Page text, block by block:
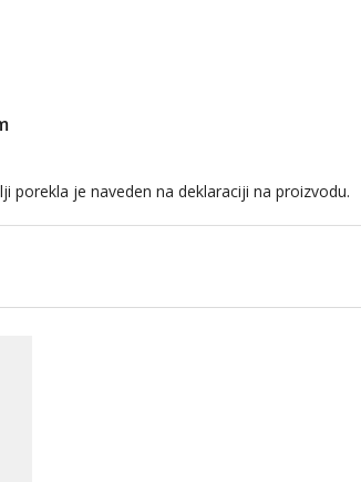
porekla je naveden na deklaraciji na proizvodu.